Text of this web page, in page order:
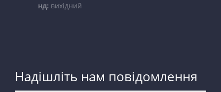
нд: вихідний
Надішліть нам повідомлення